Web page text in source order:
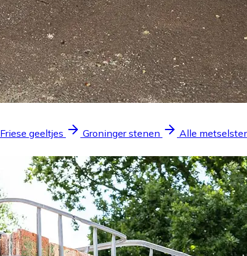
Friese geeltjes Groninger stenen
Alle